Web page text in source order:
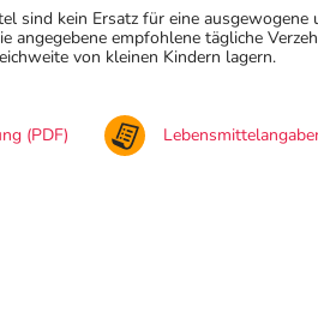
sind kein Ersatz für eine
angegebene empfohlene tägliche
von kleinen Kindern lagern.
(PDF)